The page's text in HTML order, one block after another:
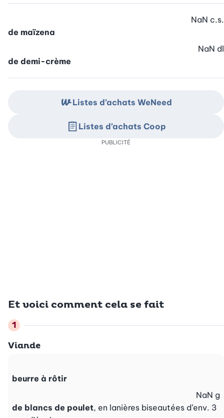
de maïzena
NaN c.s.
de demi-crème
NaN dl
Et voici comment cela se fait
Viande
beurre à rôtir
de blancs de poulet, en lanières biseautées d’env. 3
NaN g
Listes d’achats WeNeed
Listes d’achats Coop
PUBLICITÉ